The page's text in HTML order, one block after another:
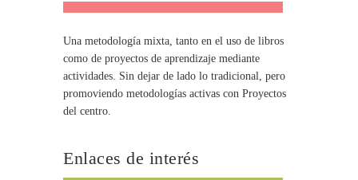
Una metodología mixta, tanto en el uso de libros
como de proyectos de aprendizaje mediante
actividades. Sin dejar de lado lo tradicional, pero
promoviendo metodologías activas con Proyectos
del centro.
Enlaces de interés